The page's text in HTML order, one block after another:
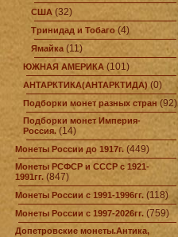
США (32)
Тринидад и Тобаго (4)
Ямайка (11)
ЮЖНАЯ АМЕРИКА (101)
АНТАРКТИКА(АНТАРКТИДА)(0)
Подборки монет разных стран (92)
Подборки монет Империя-
Россия. (14)
Монеты России до 1917г. (449)
Монеты РСФСР и СССР с 1921-
1991гг. (847)
Монеты России с 1991-1996гг. (118)
Монеты России с 1997-2026гг. (759)
Допетровские монеты.Антика,